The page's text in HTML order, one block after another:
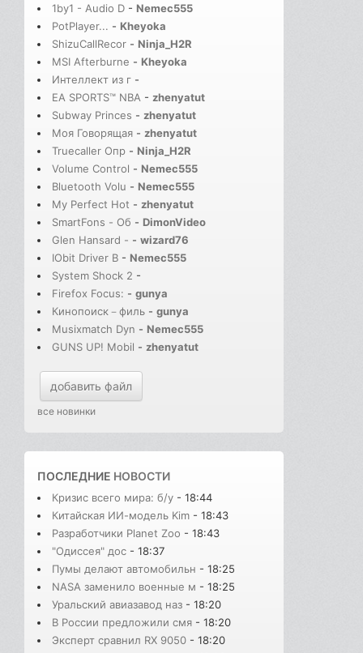
1by1 - Audio D - Nemec555
PotPlayer... - Kheyoka
ShizuCallRecor - Ninja_H2R
MSI Afterburne - Kheyoka
Интеллект из г -
EA SPORTS™ NBA - zhenyatut
Subway Princes - zhenyatut
Моя Говорящая - zhenyatut
Truecaller Опр - Ninja_H2R
Volume Control - Nemec555
Bluetooth Volu - Nemec555
My Perfect Hot - zhenyatut
SmartFons - Об - DimonVideo
Glen Hansard - - wizard76
IObit Driver B - Nemec555
System Shock 2 -
Firefox Focus: - gunya
Кинопоиск－филь - gunya
Musixmatch Dyn - Nemec555
GUNS UP! Mobil - zhenyatut
добавить файл
все новинки
ПОСЛЕДНИЕ НОВОСТИ
Кризис всего мира: б/у - 18:44
Китайская ИИ-модель Kim - 18:43
Разработчики Planet Zoo - 18:43
"Одиссея" дос - 18:37
Пумы делают автомобильн - 18:25
NASA заменило военные м - 18:25
Уральский авиазавод наз - 18:20
В России предложили смя - 18:20
Эксперт сравнил RX 9050 - 18:20